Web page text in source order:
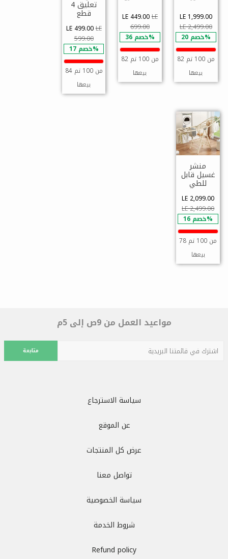
LE 1,999.00
LE 2,499.00
خصم 20%
82 من 100 تم
بيعها
LE 449.00LE
699.00
خصم 36%
82 من 100 تم
بيعها
تعليق 4
قطع
LE 499.00LE
599.00
خصم 17%
84 من 100 تم
بيعها
منشر
غسيل قابل
للطي
LE 2,099.00
LE 2,499.00
خصم 16%
78 من 100 تم
بيعها
مواعيد العمل من 9ص إلى 5م
متابعة
سياسة الاسترجاع
عن الموقع
عرض كل المنتجات
تواصل معنا
سياسة الخصوصية
شروط الخدمة
Refund policy